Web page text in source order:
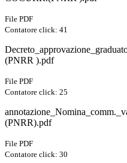
File PDF
Contatore click: 41
(PNRR ).pdf
File PDF
Contatore click: 25
(PNRR).pdf
File PDF
Contatore click: 30